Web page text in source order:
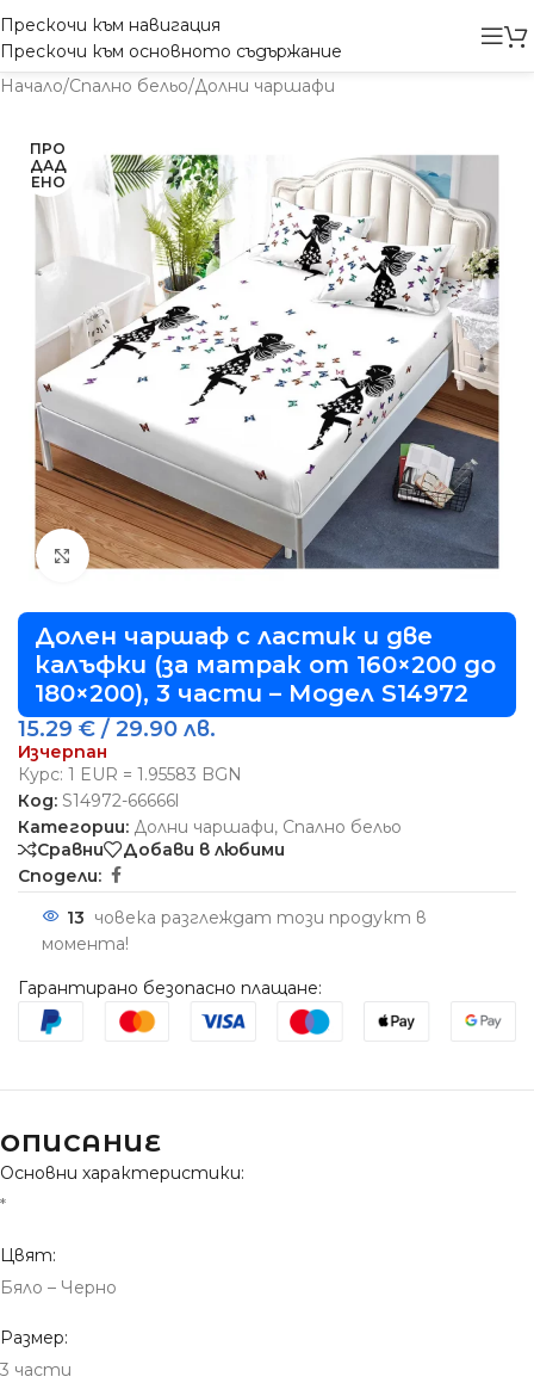
Прескочи към навигация
Прескочи към основното съдържание
Начало/Спално бельо/Долни чаршафи
ПРО
ДАД
ЕНО
Виж повече
Долен чаршаф с ластик и две
калъфки (за матрак от 160×200 до
180×200), 3 части – Модел S14972
15.29 € / 29.90 лв.
Изчерпан
Курс: 1 EUR = 1.95583 BGN
Код: S14972-66666l
Категории: Долни чаршафи, Спално бельо
Сравни
Добави в любими
Сподели:
13 човека разглеждат този продукт в
момента!
Гарантирано безопасно плащане:
ОПИСАНИЕ
Основни характеристики:
*
Цвят:
Бяло – Черно
Размер:
3 части